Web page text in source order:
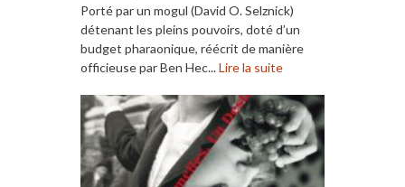
Porté par un mogul (David O. Selznick)
détenant les pleins pouvoirs, doté d’un
budget pharaonique, réécrit de manière
officieuse par Ben Hec...Lire la suite